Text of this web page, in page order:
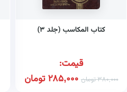
کتاب المکاسب (جلد ۳)
قیمت:
380,000تومان 285,000تومان